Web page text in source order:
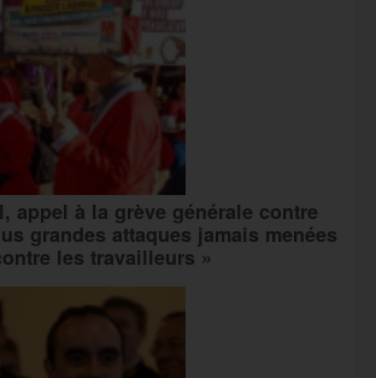
appel à la grève générale contre
grandes attaques jamais menées
les travailleurs »